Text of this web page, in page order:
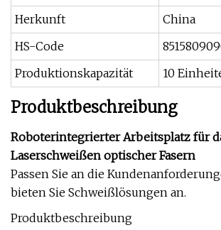
Herkunft
China
HS-Code
Produktionskapazität
10
Produktbeschreibung
Roboterintegrierter Arbeitsplatz für
Laserschweißen optischer Fasern
Passen Sie an die
bieten Sie Schweißlösungen an.
Produktbeschreibung